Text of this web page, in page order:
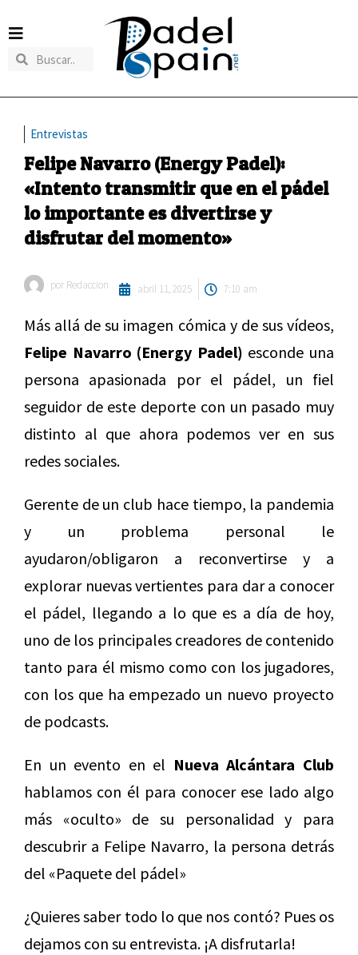
Entrevistas
Felipe Navarro (Energy Padel):
«Intento transmitir que en el pádel
lo importante es divertirse y
disfrutar del momento»
por Redaccion abril 11, 2025 7:10 am
Más allá de su imagen cómica y de sus vídeos,
Felipe Navarro (Energy Padel) esconde una
persona apasionada por el pádel, un fiel
seguidor de este deporte con un pasado muy
distinto al que ahora podemos ver en sus
redes sociales.
Gerente de un club hace tiempo, la pandemia
y un problema personal le
ayudaron/obligaron a reconvertirse y a
explorar nuevas vertientes para dar a conocer
el pádel, llegando a lo que es a día de hoy,
uno de los principales creadores de contenido
tanto para él mismo como con los jugadores,
con los que ha empezado un nuevo proyecto
de podcasts.
En un evento en el Nueva Alcántara Club
hablamos con él para conocer ese lado algo
más «oculto» de su personalidad y para
descubrir a Felipe Navarro, la persona detrás
del «Paquete del pádel»
¿Quieres saber todo lo que nos contó? Pues os
dejamos con su entrevista. ¡A disfrutarla!